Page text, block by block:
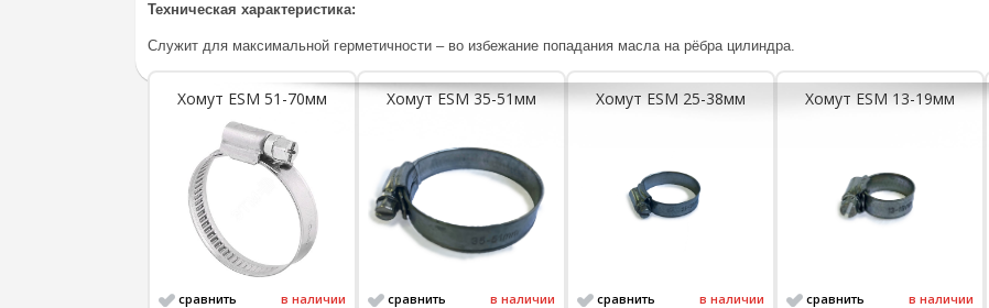
Техническая характеристика:
Служит для максимальной герметичности – во избежание попадания масла на рёбра цилиндра.
Хомут ESM 51-70мм
сравнить в наличии
Хомут ESM 35-51мм
сравнить в наличии
Хомут ESM 25-38мм
сравнить в наличии
Хомут ESM 13-19мм
сравнить в наличии